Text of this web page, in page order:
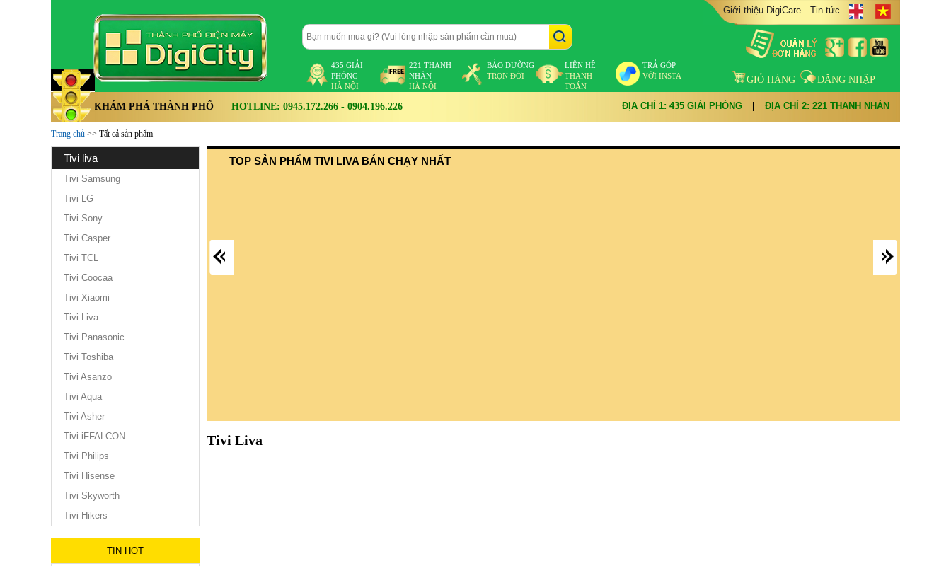
435 GIẢI
PHÓNG
HÀ NỘI
221 THANH
NHÀN
HÀ NỘI
BẢO DƯỠNG
TRỌN ĐỜI
LIÊN HỆ
THANH
TOÁN
TRẢ GÓP
VỚI INSTA
Giới thiệu DigiCare Tin tức
GIỎ HÀNG ĐĂNG NHẬP
KHÁM PHÁ THÀNH PHỐ HOTLINE: 0945.172.266 - 0904.196.226 ĐỊA CHỈ 1: 435 GIẢI PHÓNG ĐỊA CHỈ 2: 221 THANH NHÀN
Trang chủ >> Tất cả sản phẩm
tivi liva
Tivi Samsung
Tivi LG
Tivi Sony
Tivi Casper
Tivi TCL
Tivi Coocaa
Tivi Xiaomi
Tivi Liva
Tivi Panasonic
Tivi Toshiba
Tivi Asanzo
Tivi Aqua
Tivi Asher
Tivi iFFALCON
Tivi Philips
Tivi Hisense
Tivi Skyworth
Tivi Hikers
TIN HOT
TOP SẢN PHẨM TIVI LIVA BÁN CHẠY NHẤT
Tivi Liva